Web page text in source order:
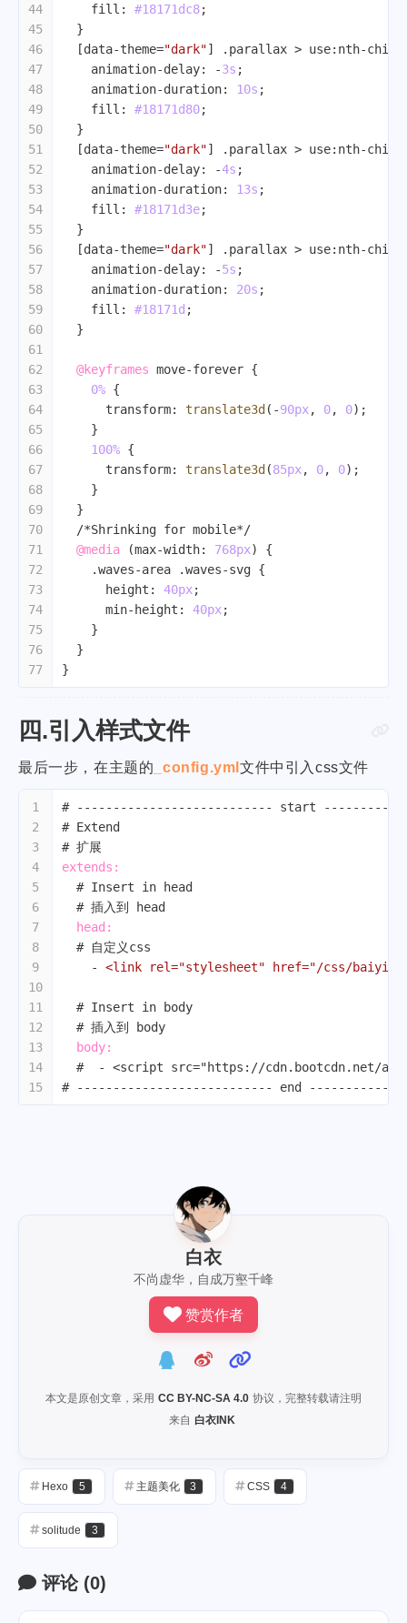
44
45
46
47
48
49
50
51
52
53
54
55
56
57
58
59
60
61
62
63
64
65
66
67
68
69
70
71
72
73
74
75
76
77
fill : #18171dc8;
  }
[data-theme="dark"] .parallax > use:nth-child
animation-delay: -3s ;
animation-duration: 10s ;
fill : #18171d80;
  }
[data-theme="dark"] .parallax > use:nth-child
animation-delay: -4s ;
animation-duration: 13s ;
fill : #18171d3e;
  }
[data-theme="dark"] .parallax > use:nth-child
animation-delay: -5s ;
animation-duration: 20s ;
fill : #18171d ;
  }
@keyframes move-forever {
0% {
transform: translate3d (-90px, 0, 0);
    }
100% {
transform: translate3d (85px, 0, 0);
    }
  }
/*Shrinking for mobile*/
@media (max-width: 768px) {
.waves-area
.waves-svg {
height : 40px;
min-height : 40px;
    }
  }
}
四.引入样式文件
最后一步，在主题的 _config.yml文件中引入css文件
1
2
3
4
5
6
7
8
9
10
11
12
13
14
15
# --------------------------- start
# Extend
# 扩展
extends:
# Insert in head
# 插入到 head
head:
# 自定义css
-
<link rel="stylesheet" href="/css/
# Insert in body
# 插入到 body
body:
#  - <script src="https://cdn.bootcdn.net/
# --------------------------- end
白衣
不尚虚华，自成万壑千峰
赞赏作者
本文是原创文章，采用 CC BY-NC-SA 4.0 协议，完整转载请注明
来自 白衣INK
Hexo 5 主题美化 3 CSS 4
solitude 3
评论(0)